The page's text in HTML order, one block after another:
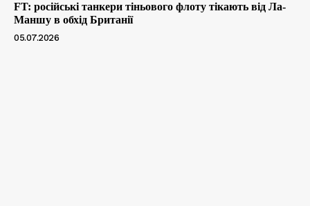
FT: російські танкери тіньового флоту тікають від Ла-
Маншу в обхід Британії
05.07.2026